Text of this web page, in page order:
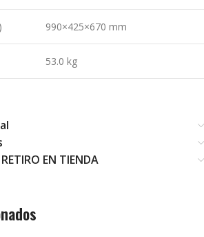
990×425×670 mm
53.0 kg
EN TIENDA